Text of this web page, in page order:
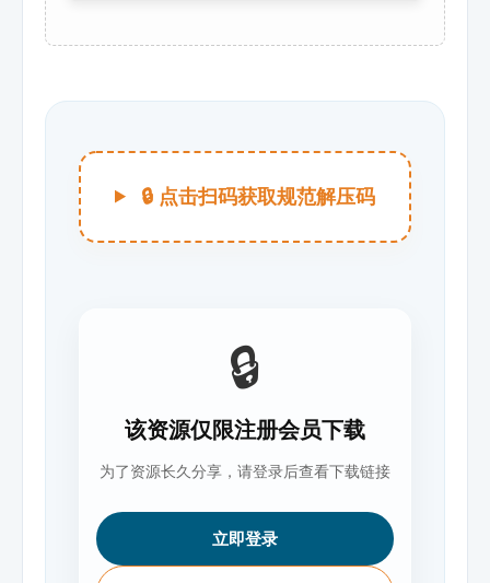
🔒 点击扫码获取规范解压码
🔒
该资源仅限注册会员下载
为了资源长久分享，请登录后查看下载链接
立即登录